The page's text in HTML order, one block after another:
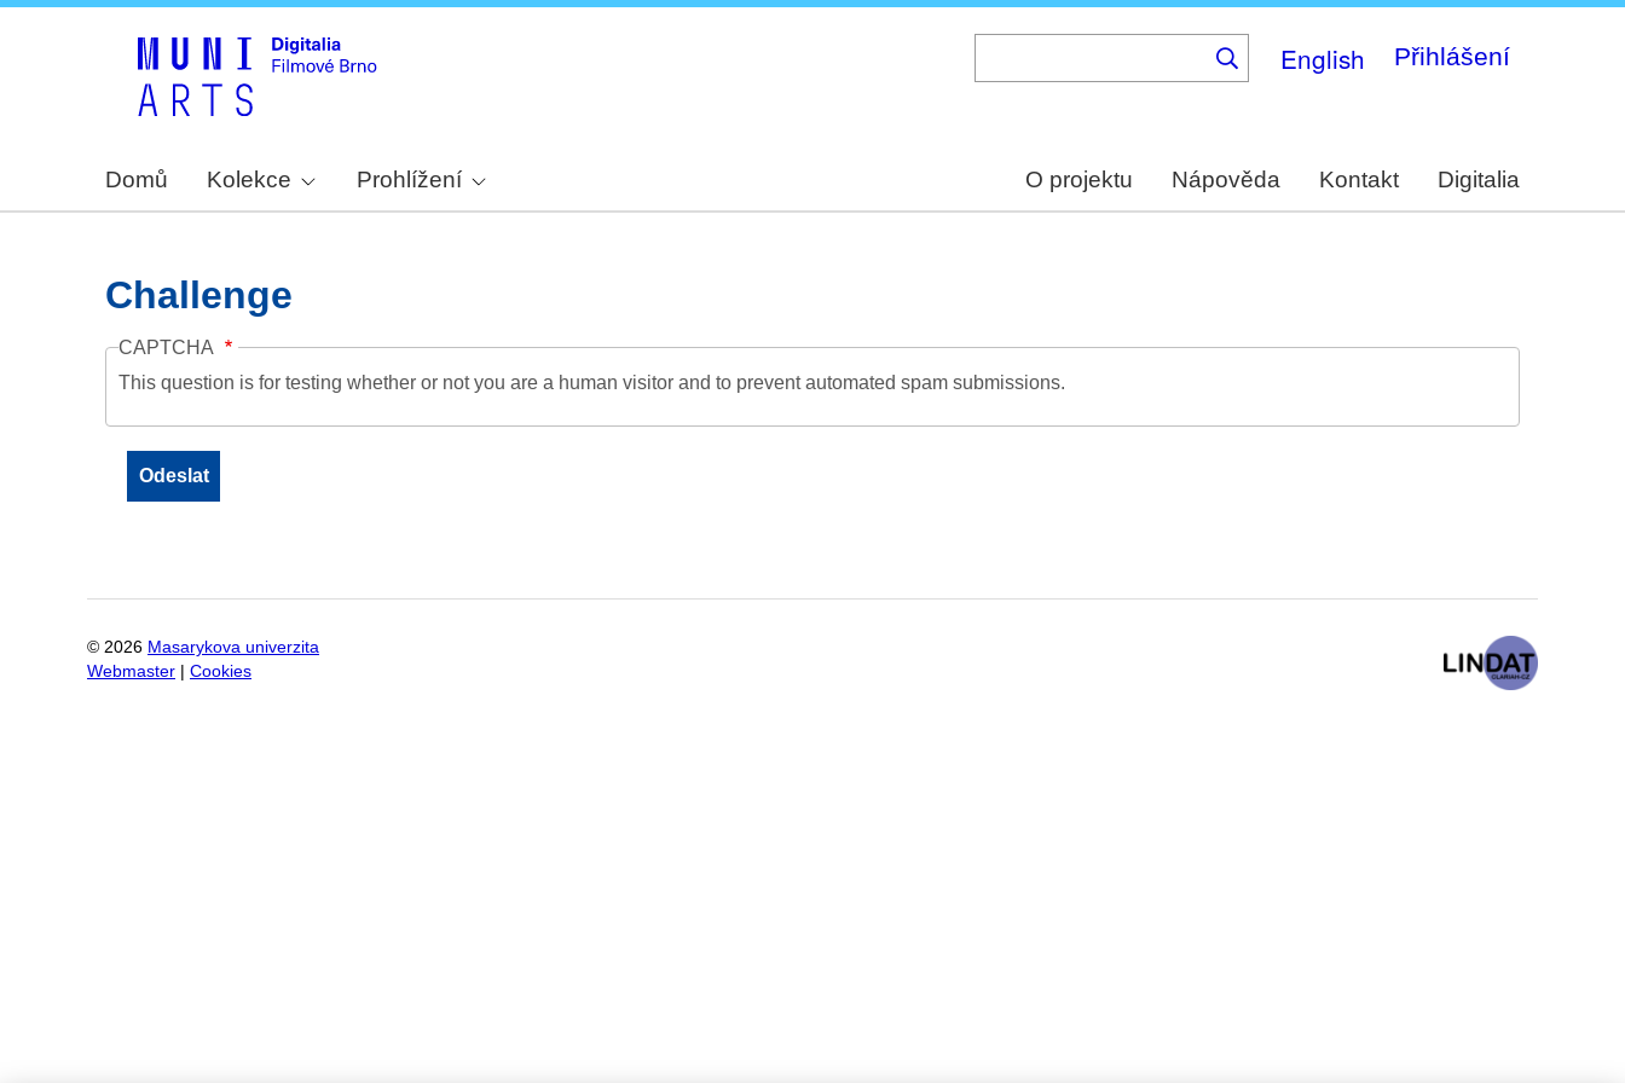
English Přihlášení
Domů Kolekce Prohlížení O projektu Nápověda Kontakt Digitalia
Challenge
CAPTCHA
This question is for testing whether or not you are a human visitor and to prevent automated spam submissions.
© 2026 Masarykova univerzita
Webmaster
Cookies